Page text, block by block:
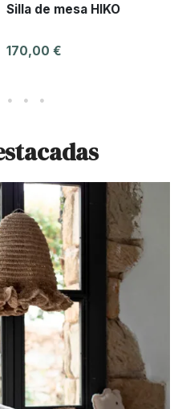
Silla de mesa HIKO
170,00 €